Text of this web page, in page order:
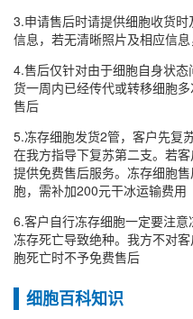
3.申请售后时请提供细胞收货
信息，若无清晰照片及相应信
4.售后仅针对由于细胞自身状
货一周内已经传代或转移细胞
售后
5.冻存细胞发货2管，客户先复
在我方指导下复苏第二支。若
提供免费售后服务。冻存细胞
胞，需补加200元干冰运输费用
6.客户自行冻存细胞一定要注
冻存死亡导致绝种。我方不对
胞死亡时不予免费售后
细胞百科知识